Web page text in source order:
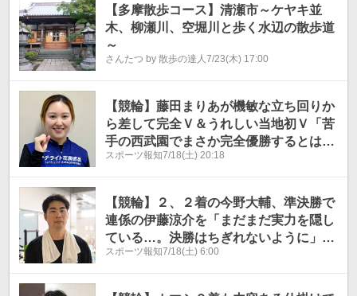
【多摩散歩コース】清瀬市～ケヤキ並
木、柳瀬川、空堀川と歩く水辺の散歩道
～
さんたつ by 散歩の達人 7/23(木) 17:00
【競輪】藤田まりあが機敏な立ち回りか
ら差して完全Ｖ＆うれしい当地初Ｖ「苦
手の西武園でまさか完全優勝するとは自
分がビックリ」～西武園Ｆ２ナイター
スポーツ報知7/18(土) 20:18
【競輪】２、２着の今野大輔、準決勝で
連係の伊藤涼介を「まだまだ実力を隠し
ている…。決勝はちぎれないように」そ
う言いつつも、狙いはもちろん～西武園
スポーツ報知7/18(土) 6:00